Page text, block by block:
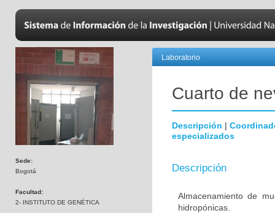
Sede:
Bogotá
Facultad:
2- INSTITUTO DE GENÉTICA
Laboratorio
Cuarto de
Descripción |
especializados
Descripción
Almacenamiento de
hidropónicas.